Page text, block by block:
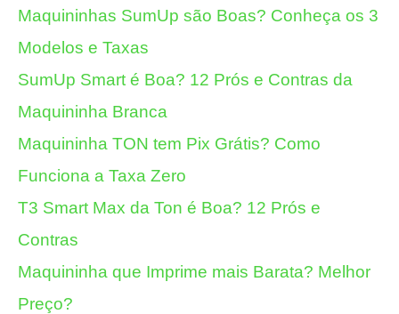
Maquininhas SumUp são Boas? Conheça os 3
Modelos e Taxas
SumUp Smart é Boa? 12 Prós e Contras da
Maquininha Branca
Maquininha TON tem Pix Grátis? Como
Funciona a Taxa Zero
T3 Smart Max da Ton é Boa? 12 Prós e
Contras
Maquininha que Imprime mais Barata? Melhor
Preço?